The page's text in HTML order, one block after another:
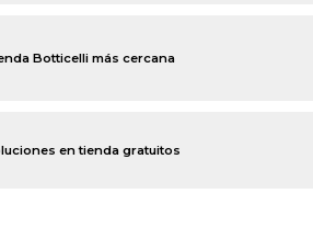
Botticelli más cercana
en tienda gratuitos